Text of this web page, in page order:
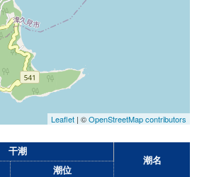
Leaflet | ©OpenStreetMap contributors
干潮
潮名
潮位